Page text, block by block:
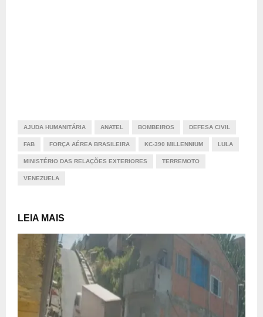
AJUDA HUMANITÁRIA ANATEL BOMBEIROS DEFESA CIVIL
FAB FORÇA AÉREA BRASILEIRA KC-390 MILLENNIUM LULA
MINISTÉRIO DAS RELAÇÕES EXTERIORES TERREMOTO
VENEZUELA
LEIA MAIS